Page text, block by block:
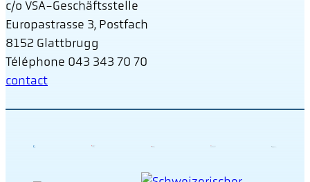
c/o VSA-Geschäftsstelle
Europastrasse 3, Postfach
8152 Glattbrugg
Téléphone 043 343 70 70
contact